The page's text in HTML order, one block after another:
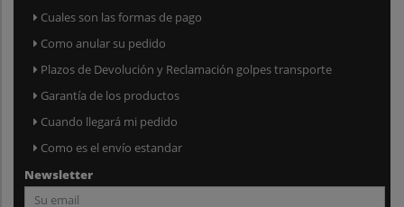
Cuales son las formas de pago
Como anular su pedido
Plazos de Devolución y Reclamación golpes transporte
Garantía de los productos
Cuando llegará mi pedido
Como es el envío estandar
Newsletter